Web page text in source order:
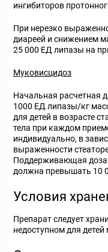
ингибиторов
При нерезко
диареей и снижением
25 000 ЕД липазы на
Муковисцидоз
Начальная расчетная
1000 ЕД липазы/кг
для детей в возрасте
тела при каждом
индивидуально, в
выраженности
Поддерживающая доза
должна превышать 10
Условия
Препарат следует
недоступном для